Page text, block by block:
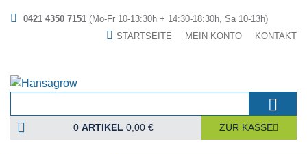
0421 4350 7151 (Mo-Fr 10-13:30h + 14:30-18:30h, Sa 10-13h)
STARTSEITE
MEIN KONTO KONTAKT
0 ARTIKEL 0,00 € ZUR KASSE